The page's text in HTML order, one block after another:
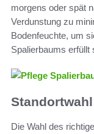
morgens oder spät
Verdunstung zu
Bodenfeuchte, um
Spalierbaums erfüllt
Die Wahl des